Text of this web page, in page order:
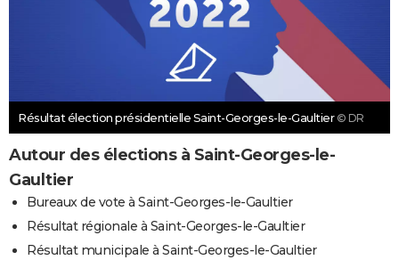
Résultat élection présidentielle Saint-Georges-le-Gaultier © DR
Autour des élections à Saint-Georges-le-
Gaultier
Bureaux de vote à Saint-Georges-le-Gaultier
Résultat régionale à Saint-Georges-le-Gaultier
Résultat municipale à Saint-Georges-le-Gaultier